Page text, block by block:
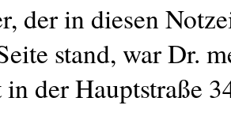
der in diesen
stand, war Dr.
der Hauptstraße